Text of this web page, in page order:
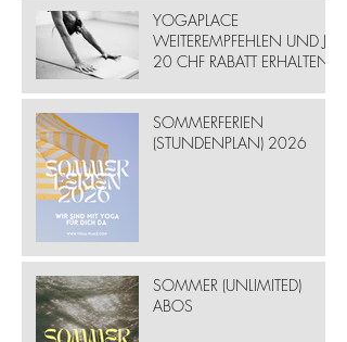
YOGAPLACE
WEITEREMPFEHLEN UND JE
20 CHF RABATT ERHALTEN
SOMMERFERIEN
(STUNDENPLAN) 2026
SOMMER (UNLIMITED)
ABOS